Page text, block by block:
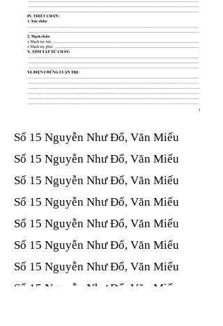
Số 15 Nguyễn Như Đổ, Văn Miếu​​​​
Số 15 Nguyễn Như Đổ, Văn Miếu​​​​
Số 15 Nguyễn Như Đổ, Văn Miếu​​​​
Số 15 Nguyễn Như Đổ, Văn Miếu​​​​
Số 15 Nguyễn Như Đổ, Văn Miếu​​​​
Số 15 Nguyễn Như Đổ, Văn Miếu​​​​
Số 15 Nguyễn Như Đổ, Văn Miếu​​​​
Số 15 Nguyễn Như Đổ, Văn Miếu​​​​